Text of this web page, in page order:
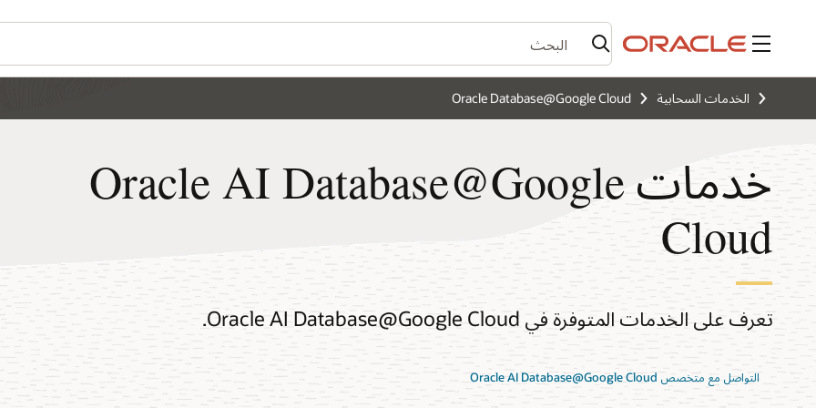
القائمة
الخدمات السحابية Oracle Database@Google Cloud
خدمات Oracle AI Database@Google
Cloud
تعرف على الخدمات المتوفرة في Oracle AI Database@Google Cloud.
التواصل مع متخصص Oracle AI Database@Google Cloud